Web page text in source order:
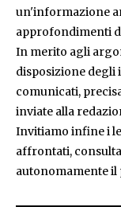
un'informazione
approfondimenti
In merito agli
disposizione degli
comunicati,
inviate alla
Invitiamo infine i
affrontati,
autonomamente